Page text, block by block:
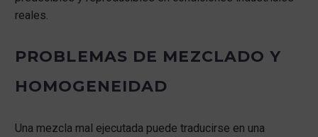
reales.
PROBLEMAS DE MEZCLADO Y
HOMOGENEIDAD
Una mezcla mal ejecutada puede traducirse en una